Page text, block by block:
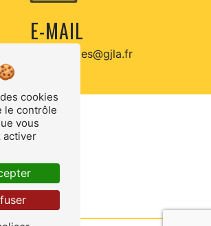
E-MAIL
NOUS
cookies
le contrôle
vous
activer